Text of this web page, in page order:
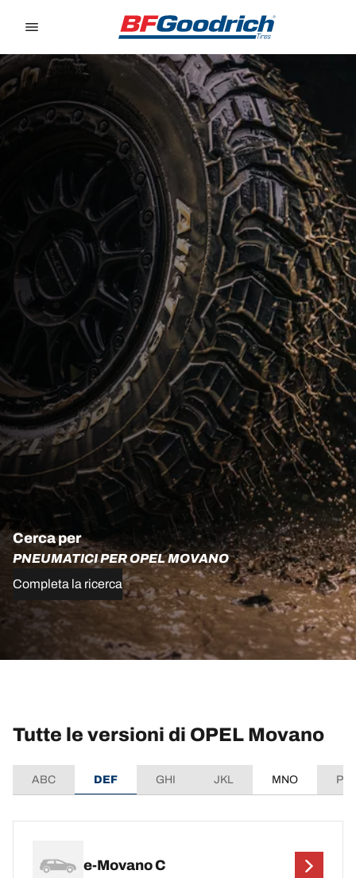
Cerca per
PNEUMATICI PER OPEL MOVANO
Completa la ricerca
Tutte le versioni di OPEL Movano
ABC DEF GHI JKL MNO
e-Movano C